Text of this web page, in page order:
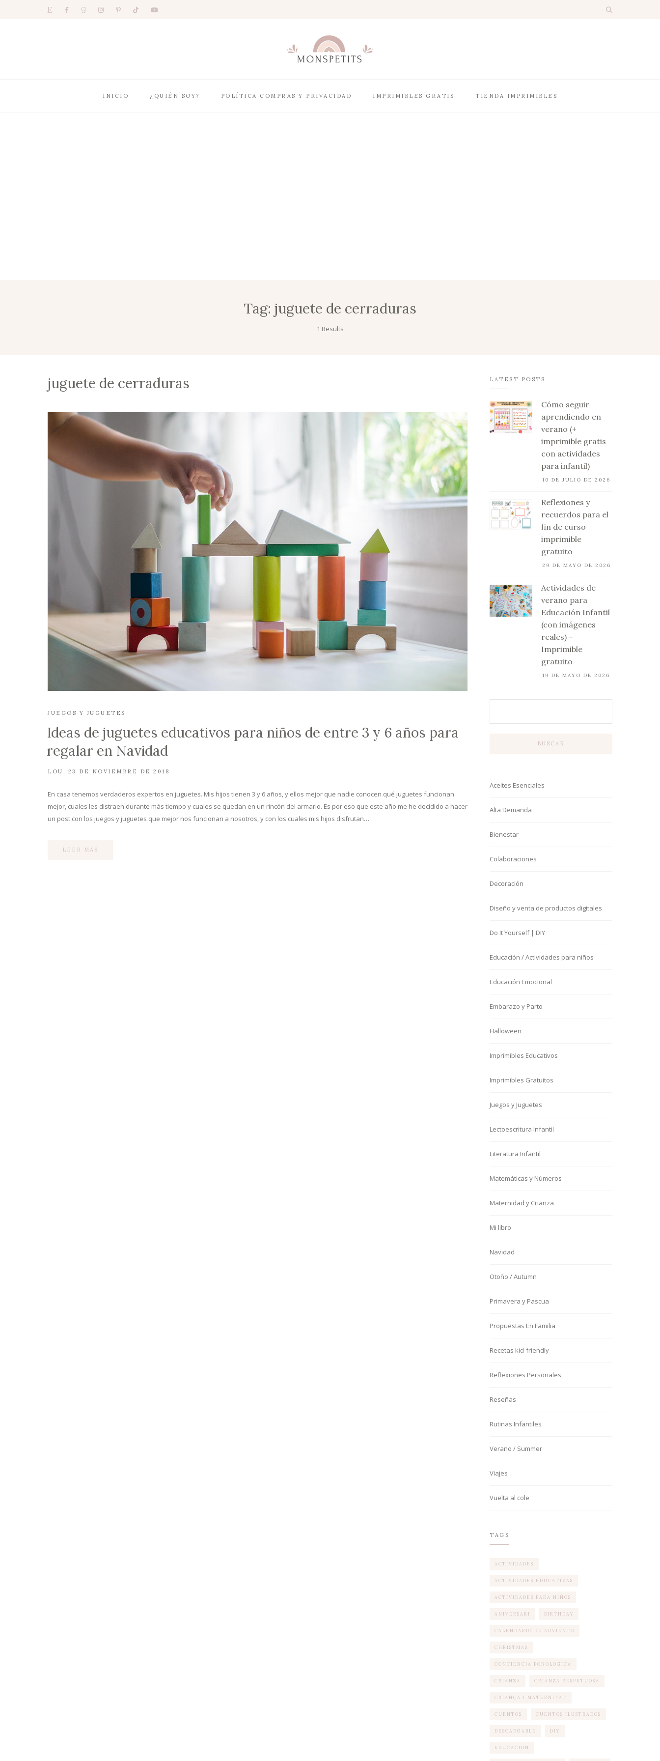
INICIO ¿QUIÉN SOY? POLÍTICA COMPRAS Y PRIVACIDAD IMPRIMIBLES GRATIS TIENDA IMPRIMIBLES
Tag: juguete de cerraduras
1 Results
juguete de cerraduras
JUEGOS Y JUGUETES
Ideas de juguetes educativos para niños de entre 3 y 6 años para
regalar en Navidad
LOU 23 DE NOVIEMBRE DE 2018
En casa tenemos verdaderos expertos en juguetes. Mis hijos tienen 3 y 6 años, y ellos mejor que nadie conocen qué juguetes funcionan
mejor, cuales les distraen durante más tiempo y cuales se quedan en un rincón del armario. Es por eso que este año me he decidido a hacer
un post con los juegos y juguetes que mejor nos funcionan a nosotros, y con los cuales mis hijos disfrutan…
LEER MÁS
LATEST POSTS
Cómo seguir
aprendiendo en
verano (+
imprimible gratis
con actividades
para infantil)
10 DE JULIO DE 2026
Reflexiones y
recuerdos para el
fin de curso +
imprimible
gratuito
29 DE MAYO DE 2026
Actividades de
verano para
Educación Infantil
(con imágenes
reales) –
Imprimible
gratuito
19 DE MAYO DE 2026
BUSCAR
Aceites Esenciales
Alta Demanda
Bienestar
Colaboraciones
Decoración
Diseño y venta de productos digitales
Do It Yourself | DIY
Educación / Actividades para niños
Educación Emocional
Embarazo y Parto
Halloween
Imprimibles Educativos
Imprimibles Gratuitos
Juegos y Juguetes
Lectoescritura Infantil
Literatura Infantil
Matemáticas y Números
Maternidad y Crianza
Mi libro
Navidad
Otoño / Autumn
Primavera y Pascua
Propuestas En Familia
Recetas kid-friendly
Reflexiones Personales
Reseñas
Rutinas Infantiles
Verano / Summer
Viajes
Vuelta al cole
TAGS
ACTIVIDADES
ACTIVIDADES EDUCATIVAS
ACTIVIDADES PARA NIÑOS
ANIVERSARI BIRTHDAY
CALENDARIO DE ADVIENTO
CHRISTMAS
CONCIENCIA FONOLOGICA
CRIANZA CRIANZA RESPETUOSA
CRIANÇA I MATERNITAT
CUENTOS CUENTOS ILUSTRADOS
DESCARGABLE DIY
EDUCACION